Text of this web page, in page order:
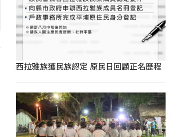
西拉雅族獲民族認定 原民日回顧正名歷程